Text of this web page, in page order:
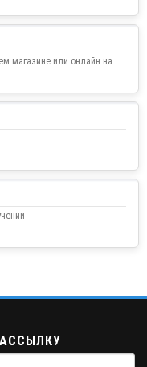
магазине или онлайн на